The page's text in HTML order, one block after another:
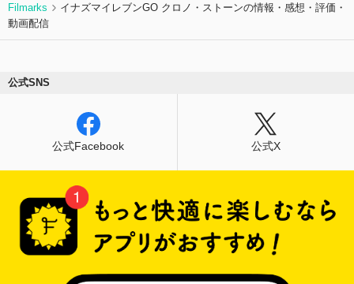
Filmarks
イナズマイレブンGO クロノ・ストーンの情報・感想・評価・
動画配信
公式SNS
公式Facebook 公式X